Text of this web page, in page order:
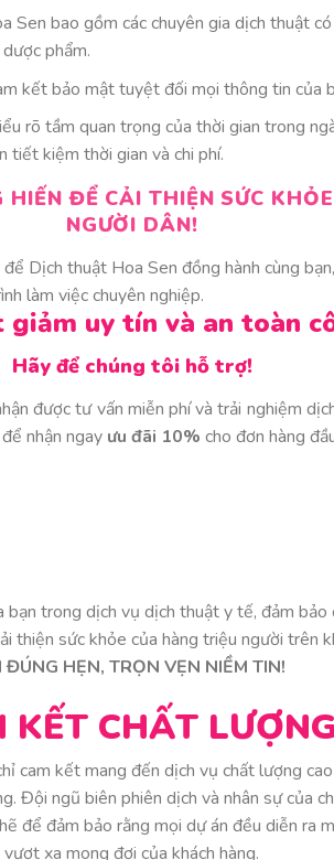
Sen bao gồm các chuyên gia dịch thuật
phẩm.
kết bảo mật tuyệt đối mọi thông tin của
rõ tầm quan trọng của thời gian trong
tiết kiệm thời gian và chi phí.
ĐỂ CẢI THIỆN SỨC
NGƯỜI DÂN!
Dịch thuật Hoa Sen đồng hành cùng
làm việc chuyên nghiệp.
uy tín và an toàn
Hãy để chúng tôi hỗ trợ!
được tư vấn miễn phí và trải nghiệm
nhận ngay ưu đãi 10% cho đơn hàng
trong dịch vụ dịch thuật y tế, đảm bảo
thiện sức khỏe của hàng triệu người trên
HẸN, TRỌN VẸN NIỀM TIN!
KẾT CHẤT LƯỢNG
cam kết mang đến dịch vụ chất lượng
Đội ngũ biên phiên dịch và nhân sự của
để đảm bảo rằng mọi dự án đều diễn ra
vượt xa mong đợi của khách hàng.